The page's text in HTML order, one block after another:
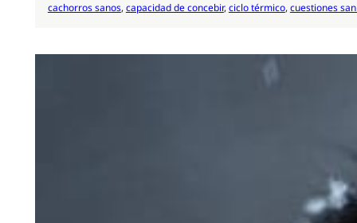
cachorros sanos, capacidad de concebir, ciclo térmico, cuestiones